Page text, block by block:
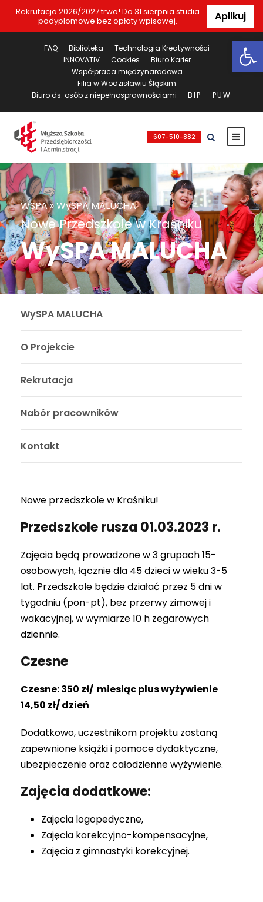
Rekrutacja 2026/2027 trwa! Do 31 sierpnia studia
podyplomowe bez opłaty wpisowej.
Aplikuj
FAQ Biblioteka
Technologia Kreatywności
INNOVATIV
Cookies
Biuro Karier
Współpraca międzynarodowa
Filia w Wodzisławiu Śląskim
Biuro ds. osób z niepełnosprawnościami
BIP PUW
607-510-882
WSPA»WySPA MALUCHA
Nowe Przedszkole w Kraśniku
WySPA MALUCHA
WySPA MALUCHA
O Projekcie
Rekrutacja
Nabór pracowników
Kontakt
Nowe przedszkole w Kraśniku!
Przedszkole rusza 01.03.2023 r.
Zajęcia będą prowadzone w 3 grupach 15-
osobowych, łącznie dla 45 dzieci w wieku 3-5
lat. Przedszkole będzie działać przez 5 dni w
tygodniu (pon-pt), bez przerwy zimowej i
wakacyjnej, w wymiarze 10 h zegarowych
dziennie.
Czesne
Czesne: 350 zł/ miesiąc plus wyżywienie
14,50 zł/ dzień
Dodatkowo, uczestnikom projektu zostaną
zapewnione książki i pomoce dydaktyczne,
ubezpieczenie oraz całodzienne wyżywienie.
Zajęcia dodatkowe:
Zajęcia logopedyczne,
Zajęcia korekcyjno-kompensacyjne,
Zajęcia z gimnastyki korekcyjnej.